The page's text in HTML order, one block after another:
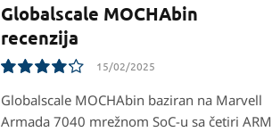
Globalscale MOCHAbin
recenzija
8.4
15/02/2025
Globalscale MOCHAbin baziran na Marvell
Armada 7040 mrežnom SoC-u sa četiri ARM